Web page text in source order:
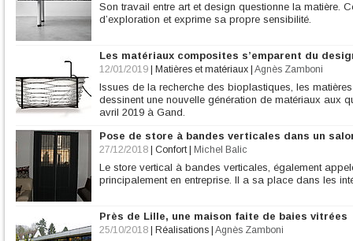
Son travail entre art et design questionne la matière.
d’exploration et exprime sa propre sensibilité.
Les matériaux composites s’emparent du
12/01/2019 Matières et matériaux Agnès Zamboni
Issues de la recherche des bioplastiques, les
dessinent une nouvelle génération de matériaux aux
avril 2019 à Gand.
Pose de store à bandes verticales dans un
27/12/2018 Confort| Michel Balic
Le store vertical à bandes verticales, également
principalement en entreprise. Il a sa place dans les
Près de Lille, une maison faite de baies vitrées
25/10/2018 Réalisations Agnès Zamboni